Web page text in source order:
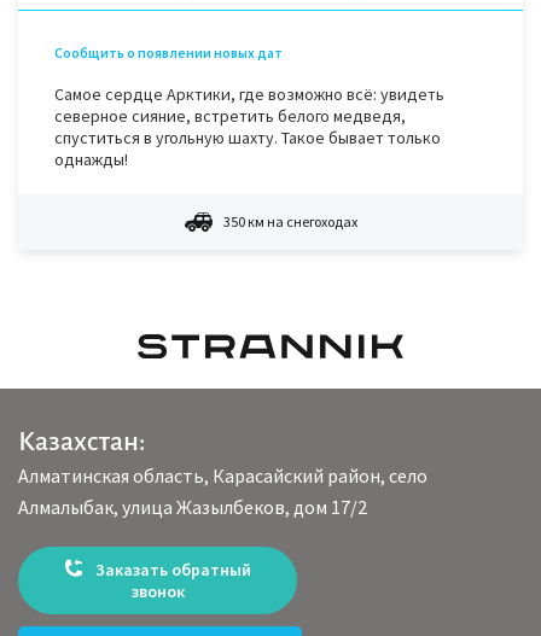
Сообщить о появлении новых дат
Самое сердце Арктики, где возможно всё: увидеть
северное сияние, встретить белого медведя,
спуститься в угольную шахту. Такое бывает только
однажды!
350 км на снегоходах
Казахстан:
Алматинская область, Карасайский район, село
Алмалыбак, улица Жазылбеков, дом 17/2
Заказать обратный
звонок